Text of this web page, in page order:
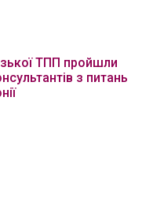
ТПП пройшли
з питань